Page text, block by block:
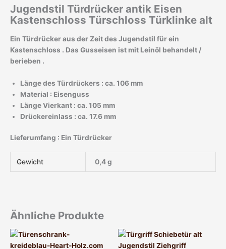
Jugendstil Türdrücker antik Eisen
Kastenschloss Türschloss Türklinke alt
Ein Türdrücker aus der Zeit des Jugendstil für ein
Kastenschloss . Das Gusseisen ist mit Leinöl behandelt /
berieben .
Länge des Türdrückers : ca. 106 mm
Material : Eisenguss
Länge Vierkant : ca. 105 mm
Drückereinlass : ca. 17.6 mm
Lieferumfang : Ein Türdrücker
Gewicht 0,4 g
Ähnliche Produkte